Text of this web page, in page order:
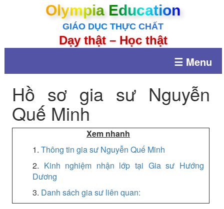
Olympia Education
GIÁO DỤC THỰC CHẤT
Dạy thật – Học thật
☰ Menu
Hồ sơ gia sư Nguyễn
Quế Minh
Xem nhanh
1. Thông tin gia sư Nguyễn Quế Minh
2. Kinh nghiệm nhận lớp tại Gia sư Hướng
Dương
3. Danh sách gia sư liên quan: